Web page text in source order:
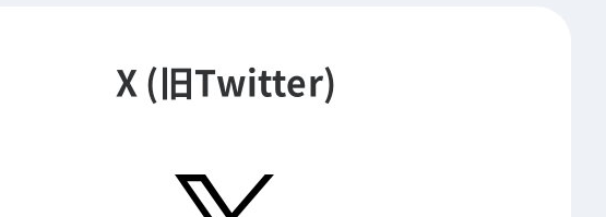
X (旧Twitter)